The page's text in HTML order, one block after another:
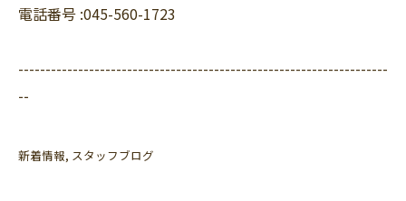
電話番号 :045-560-1723
--------------------------------------------------------------------
--
新着情報 スタッフブログ